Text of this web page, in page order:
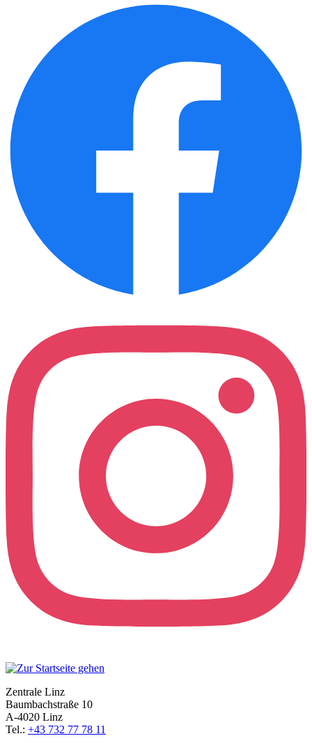
Zentrale Linz
Baumbachstraße 10
A-4020 Linz
Tel.: +43 732 77 78 11